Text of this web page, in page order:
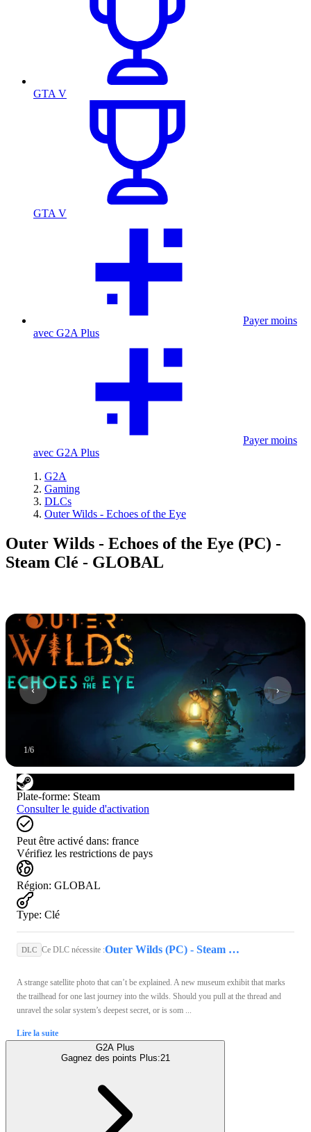
GTA V
GTA V
Payer moins
avec G2A Plus
Payer moins
avec G2A Plus
G2A
Gaming
DLCs
Outer Wilds - Echoes of the Eye
Outer Wilds - Echoes of the Eye (PC) -
Steam Clé - GLOBAL
1/6
Plate-forme: Steam
Consulter le guide d'activation
Peut être activé dans: france
Vérifiez les restrictions de pays
Région: GLOBAL
Type: Clé
DLC Ce DLC nécessite : Outer Wilds (PC) - Steam Key - GLOBAL
A strange satellite photo that can’t be explained. A new museum exhibit that marks
the trailhead for one last journey into the wilds. Should you pull at the thread and
unravel the solar system’s deepest secret, or is som ...
Lire la suite
G2A Plus
Gagnez des points Plus:21